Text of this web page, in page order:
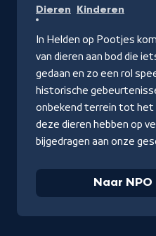
Dieren Kinderen
In Helden op Pootjes
van dieren aan bod die
gedaan en zo een rol
historische
onbekend terrein tot het
deze dieren hebben op
bijgedragen aan onze
Naar